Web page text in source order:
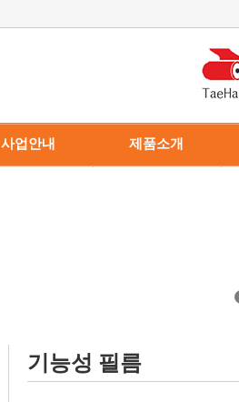
사업안내 제품소개
기능성 필름